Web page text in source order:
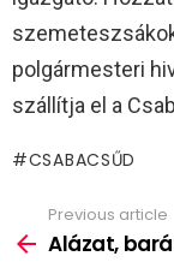
polgármesteri
szállítja el a
CSABACSŰD
more
Previous article
Alázat,